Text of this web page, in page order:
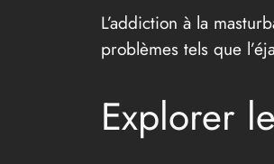
L’addiction à la
problèmes tels que
Explorer